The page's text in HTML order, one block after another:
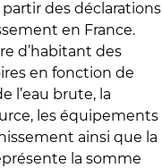
des déclarations
en France.
d’habitant des
en fonction de
l’eau brute, la
les équipements
ainsi que la
la somme